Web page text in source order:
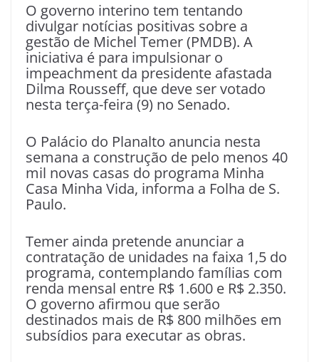
O governo interino tem tentando
divulgar notícias positivas sobre a
gestão de Michel Temer (PMDB). A
iniciativa é para impulsionar o
impeachment da presidente afastada
Dilma Rousseff, que deve ser votado
nesta terça-feira (9) no Senado.
O Palácio do Planalto anuncia nesta
semana a construção de pelo menos 40
mil novas casas do programa Minha
Casa Minha Vida, informa a Folha de S.
Paulo.
Temer ainda pretende anunciar a
contratação de unidades na faixa 1,5 do
programa, contemplando famílias com
renda mensal entre R$ 1.600 e R$ 2.350.
O governo afirmou que serão
destinados mais de R$ 800 milhões em
subsídios para executar as obras.